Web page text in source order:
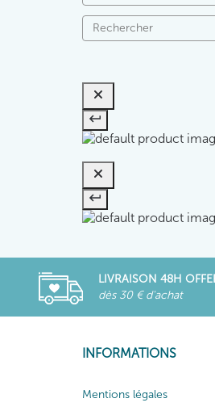
LIVRAISON 48H
dès 30 € d'achat
INFORMATIONS
Mentions légales